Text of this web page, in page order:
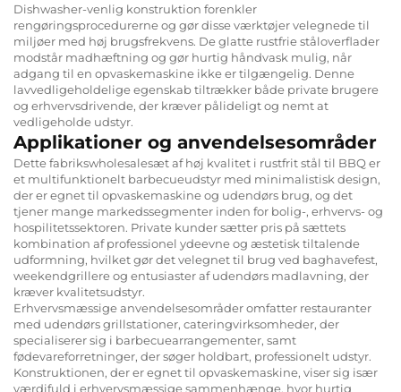
Dishwasher-venlig konstruktion forenkler
rengøringsprocedurerne og gør disse værktøjer velegnede til
miljøer med høj brugsfrekvens. De glatte rustfrie ståloverflader
modstår madhæftning og gør hurtig håndvask mulig, når
adgang til en opvaskemaskine ikke er tilgængelig. Denne
lavvedligeholdelige egenskab tiltrækker både private brugere
og erhvervsdrivende, der kræver pålideligt og nemt at
vedligeholde udstyr.
Applikationer og anvendelsesområder
Dette fabrikswholesalesæt af høj kvalitet i rustfrit stål til BBQ er
et multifunktionelt barbecueudstyr med minimalistisk design,
der er egnet til opvaskemaskine og udendørs brug, og det
tjener mange markedssegmenter inden for bolig-, erhvervs- og
hospilitetssektoren. Private kunder sætter pris på sættets
kombination af professionel ydeevne og æstetisk tiltalende
udformning, hvilket gør det velegnet til brug ved baghavefest,
weekendgrillere og entusiaster af udendørs madlavning, der
kræver kvalitetsudstyr.
Erhvervsmæssige anvendelsesområder omfatter restauranter
med udendørs grillstationer, cateringvirksomheder, der
specialiserer sig i barbecuearrangementer, samt
fødevareforretninger, der søger holdbart, professionelt udstyr.
Konstruktionen, der er egnet til opvaskemaskine, viser sig især
værdifuld i erhvervsmæssige sammenhænge, hvor hurtig